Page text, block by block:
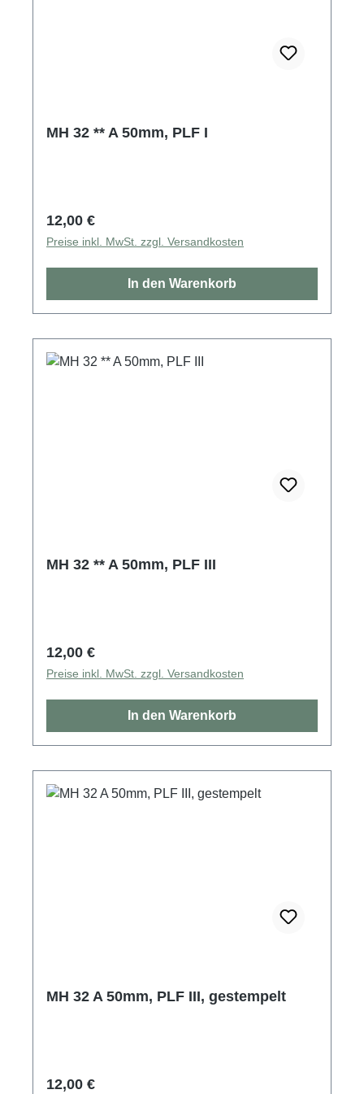
MH 32 ** A 50mm, PLF I
Regulärer Preis:
12,00 €
Preise inkl. MwSt. zzgl. Versandkosten
In den Warenkorb
MH 32 ** A 50mm, PLF III
Regulärer Preis:
12,00 €
Preise inkl. MwSt. zzgl. Versandkosten
In den Warenkorb
MH 32 A 50mm, PLF III, gestempelt
Regulärer Preis:
12,00 €